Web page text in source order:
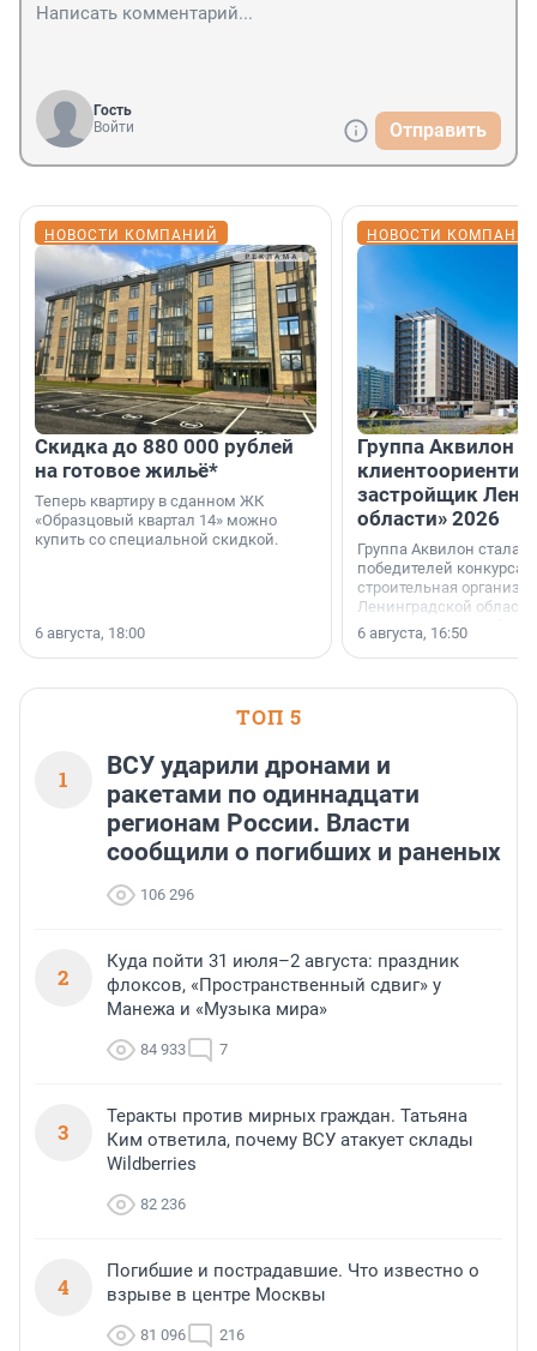
Гость
Войти
Отправить
НОВОСТИ КОМПАНИЙ
Скидка до 880 000 рублей
на готовое жильё*
Теперь квартиру в сданном ЖК
«Образцовый квартал 14» можно
купить со специальной скидкой.
6 августа, 18:00
НОВОСТИ
Группа Аквилон
застройщик
области» 2026
Группа Аквилон стала
победителей конкурса
строительная
Ленинградской области
номинации «Самый
застройщик
области».
6 августа, 16:50
ТОП 5
1
ВСУ ударили дронами и
ракетами по одиннадцати
регионам России. Власти
сообщили о погибших и раненых
106 296
2
Куда пойти 31 июля–2 августа: праздник
флоксов, «Пространственный сдвиг» у
Манежа и «Музыка мира»
84 933 7
3
Теракты против мирных граждан. Татьяна
Ким ответила, почему ВСУ атакует склады
Wildberries
82 236
4
Погибшие и пострадавшие. Что известно о
взрыве в центре Москвы
81 096 216